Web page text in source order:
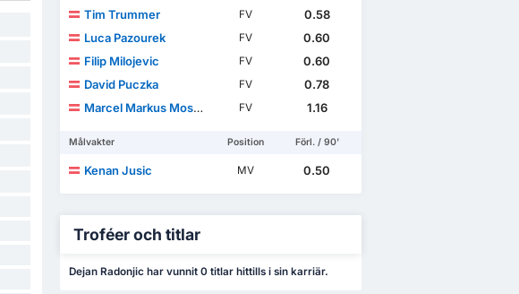
Tim Trummer
FV
0.58
Luca Pazourek
FV
0.60
Filip Milojevic
FV
0.60
David Puczka
FV
0.78
Marcel Markus Moswitzer
FV 1.16
Målvakter Position Förl. / 90'
Kenan Jusic MV 0.50
Troféer och titlar
Dejan Radonjic har vunnit 0 titlar hittills i sin karriär.